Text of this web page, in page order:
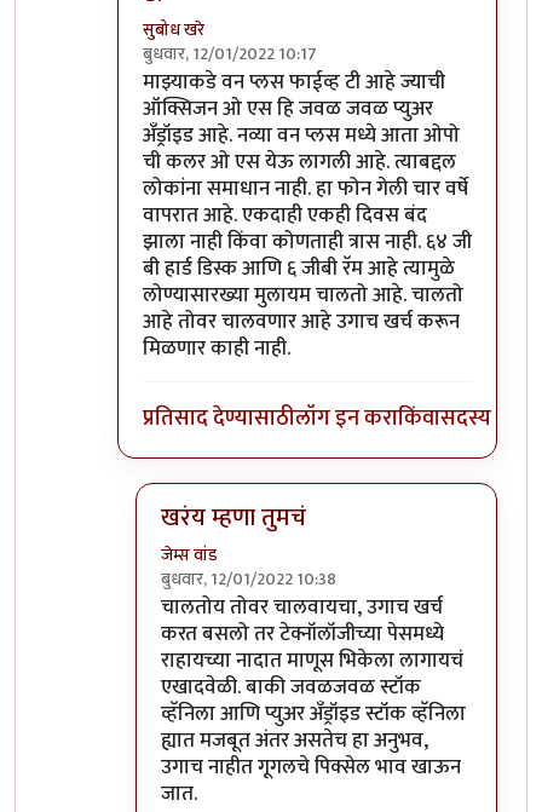
सुबोध खरे
बुधवार, 12/01/2022 10:17
In reply toअसंच काही नाहीbyजेम्स वांड
माझ्याकडे वन प्लस फाईव्ह टी आहे ज्याची
ऑक्सिजन ओ एस हि जवळ जवळ प्युअर
अँड्रॉइड आहे. नव्या वन प्लस मध्ये आता ओपो
ची कलर ओ एस येऊ लागली आहे. त्याबद्दल
लोकांना समाधान नाही. हा फोन गेली चार वर्षे
वापरात आहे. एकदाही एकही दिवस बंद
झाला नाही किंवा कोणताही त्रास नाही. ६४ जी
बी हार्ड डिस्क आणि ६ जीबी रॅम आहे त्यामुळे
लोण्यासारख्या मुलायम चालतो आहे. चालतो
आहे तोवर चालवणार आहे उगाच खर्च करून
मिळणार काही नाही.
प्रतिसाद देण्यासाठीलॉग इन कराकिंवासदस्य व्हा
खरंय म्हणा तुमचं
जेम्स वांड
बुधवार, 12/01/2022 10:38
In reply toमाझ्याकडे वन प्लस फाईव्ह टी
चालतोय तोवर चालवायचा, उगाच खर्च
करत बसलो तर टेक्नॉलॉजीच्या पेसमध्ये
राहायच्या नादात माणूस भिकेला लागायचं
एखादवेळी. बाकी जवळजवळ स्टॉक
व्हॅनिला आणि प्युअर अँड्रॉइड स्टॉक व्हॅनिला
ह्यात मजबूत अंतर असतेच हा अनुभव,
उगाच नाहीत गूगलचे पिक्सेल भाव खाऊन
जात.